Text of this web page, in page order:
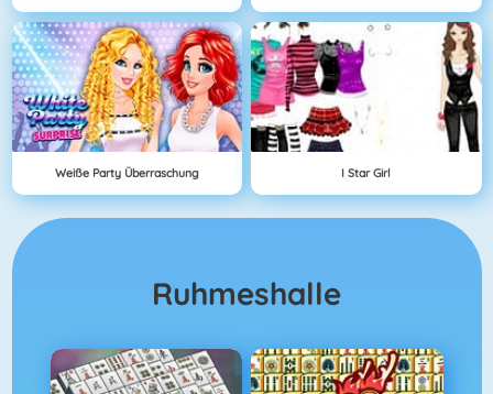
Weiße Party Überraschung I Star Girl
Ruhmeshalle